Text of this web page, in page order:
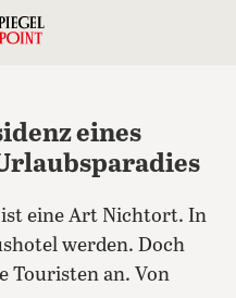
eines
ist eine Art Nichtort. In
werden. Doch
Touristen an. Von